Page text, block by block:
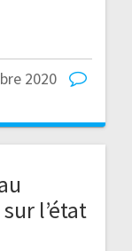
2020
l’état